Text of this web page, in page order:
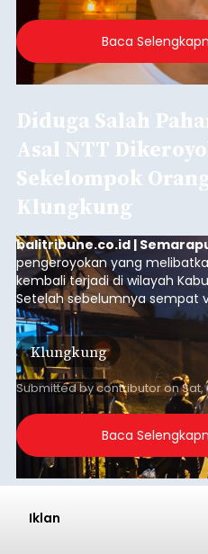
Agung Partha Adnyana di
Baca
Diduga Salah
Asal NTT
Sekelompok
Klungkung
balitribune.co.id |
pengeroyokan yang
kembali terjadi di wilayah
Setelah sebelumnya sempat
keributan di barat Pasar
kini menimpa seorang
Sumba Barat Daya (SBD),
(NTT).
Klungkung
Submitted bycontributoronSat,
Baca
Iklan